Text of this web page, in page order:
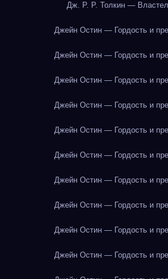
Дж. Р. Р. Толкин —
Джейн Остин — Гордость и
Джейн Остин — Гордость и
Джейн Остин — Гордость и
Джейн Остин — Гордость и
Джейн Остин — Гордость и
Джейн Остин — Гордость и
Джейн Остин — Гордость и
Джейн Остин — Гордость и
Джейн Остин — Гордость и
Джейн Остин — Гордость и